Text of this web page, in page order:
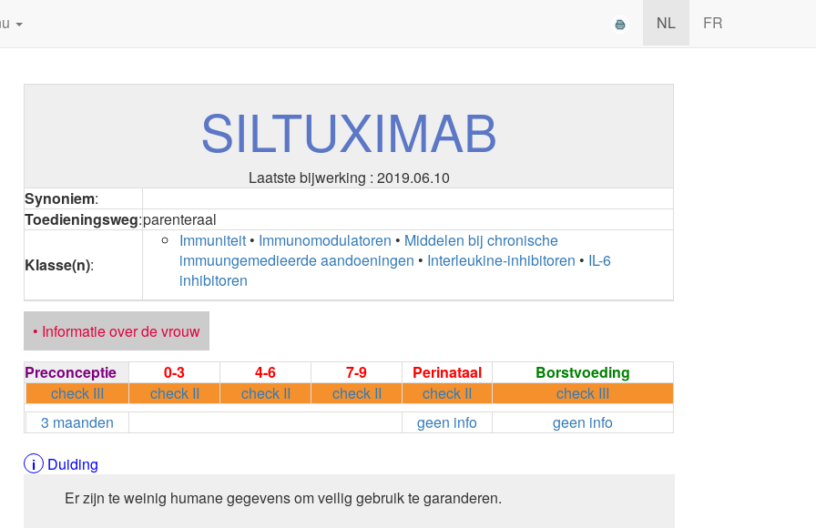
NL FR
SILTUXIMAB
Laatste bijwerking : 2019.06.10
Synoniem:
Toedieningsweg:parenteraal
Klasse(n):
Immuniteit • Immunomodulatoren • Middelen bij chronische
immuungemedieerde aandoeningen • Interleukine-inhibitoren • IL-6
inhibitoren
• Informatie over de vrouw
Preconceptie
0-3 4-6 7-9 Perinataal
Borstvoeding
check III
check II check II check II check II
check III
3 maanden
geen info
geen info
Duiding
Er zijn te weinig humane gegevens om veilig gebruik te garanderen.